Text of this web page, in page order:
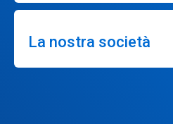
La nostra società